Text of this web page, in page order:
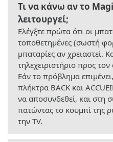
Τι να κάνω αν το
λειτουργεί;
Ελέγξτε πρώτα ότι οι
τοποθετημένες (σωστή
μπαταρίες αν χρειαστεί.
τηλεχειριστήριο προς
Εάν το πρόβλημα
πλήκτρα BACK και
να αποσυνδεθεί, και στη
πατώντας το κουμπί της
την TV.